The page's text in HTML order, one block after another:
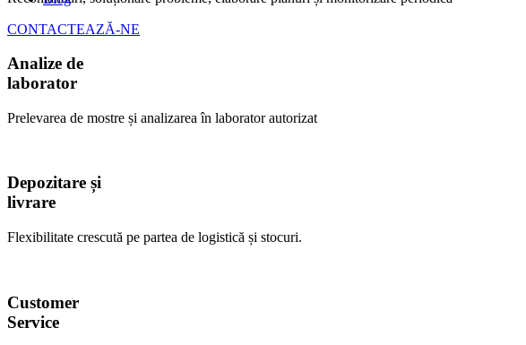
CONTACTEAZĂ-NE
Analize de
laborator
Prelevarea de mostre și analizarea în laborator autorizat
Depozitare și
livrare
Flexibilitate crescută pe partea de logistică și stocuri.
Customer
Service